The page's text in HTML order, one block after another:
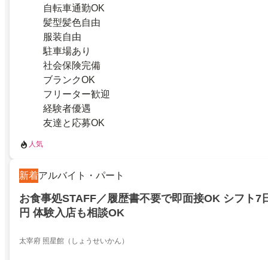
自転車通勤OK
髪型髪色自由
服装自由
駐車場あり
社会保険完備
ブランクOK
フリーター歓迎
経験者優遇
友達と応募OK
人気
新着アルバイト・パート
お食事処STAFF／履歴書不要で即面接OK シフト7
円 体験入店も相談OK
太宰府 照星館（しょうせいかん）